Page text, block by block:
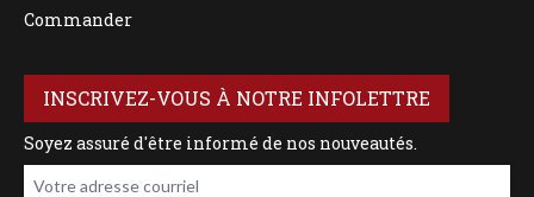
Commander
INSCRIVEZ-VOUS À NOTRE INFOLETTRE
Soyez assuré d'être informé de nos nouveautés.
Votre adresse courriel